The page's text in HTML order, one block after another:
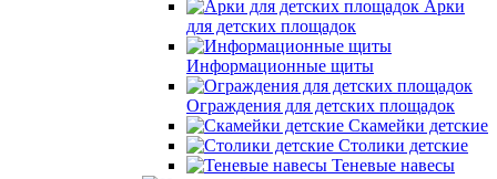
Арки
для детских площадок
Информационные щиты
Ограждения для детских площадок
Скамейки детские
Столики детские
Теневые навесы